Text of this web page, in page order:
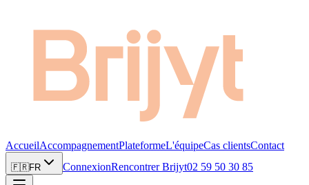
AccueilAccompagnementPlateformeL'équipeCas clientsContact
🇫🇷FR ConnexionRencontrer Brijyt02 59 50 30 85